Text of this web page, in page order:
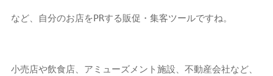
など、自分のお店をPRする販促・集客ツールですね。
小売店や飲食店、アミューズメント施設、不動産会社など、